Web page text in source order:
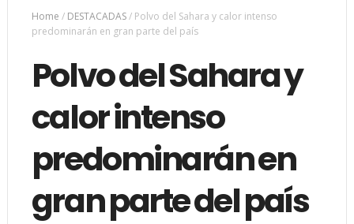
Home / DESTACADAS/ Polvo del Sahara y calor intenso
predominarán en gran parte del país
Polvo del Sahara y
calor intenso
predominarán en
gran parte del país